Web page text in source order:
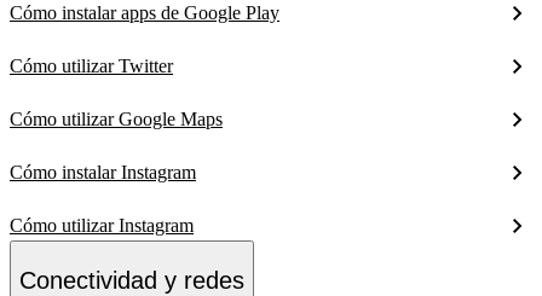
Cómo instalar apps de Google Play
Cómo utilizar Twitter
Cómo utilizar Google Maps
Cómo instalar Instagram
Cómo utilizar Instagram
Conectividad y redes